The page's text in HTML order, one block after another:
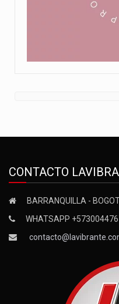
CONTACTO
BARRANQUILLA -
WHATSAPP